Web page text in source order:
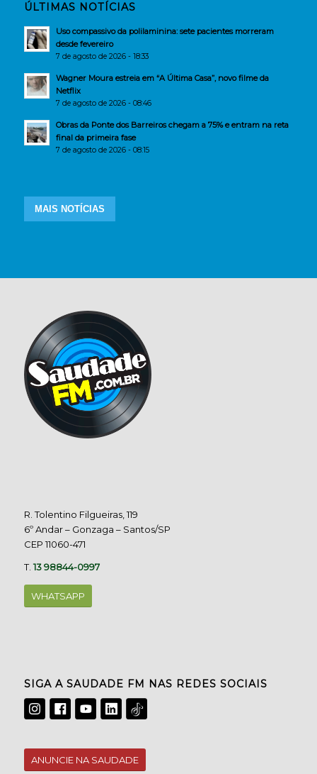
ÚLTIMAS NOTÍCIAS
Uso compassivo da polilaminina: sete pacientes morreram
desde fevereiro
7 de agosto de 2026 - 18:33
Wagner Moura estreia em “A Última Casa”, novo filme da
Netflix
7 de agosto de 2026 - 08:46
Obras da Ponte dos Barreiros chegam a 75% e entram na reta
final da primeira fase
7 de agosto de 2026 - 08:15
MAIS NOTÍCIAS
R. Tolentino Filgueiras, 119
6º Andar – Gonzaga – Santos/SP
CEP 11060-471
T.13 98844-0997
WHATSAPP
SIGA A SAUDADE FM NAS REDES SOCIAIS
ANUNCIE NA SAUDADE